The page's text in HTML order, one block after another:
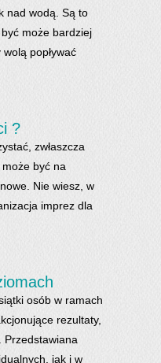
nad wodą. Są to
może bardziej
popływać
?
zwłaszcza
być na
Nie wiesz, w
imprez dla
osób w ramach
rezultaty,
Przedstawiana
jak i w